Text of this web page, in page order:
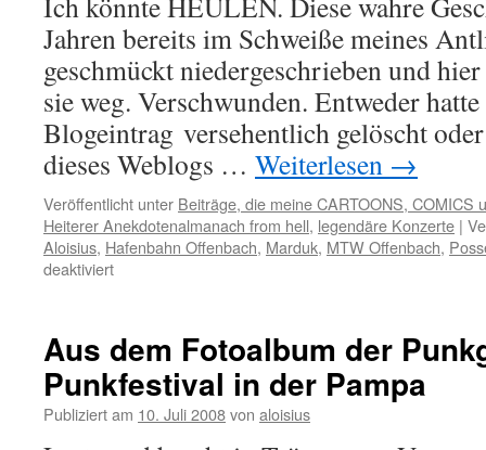
Jahren bereits im Schweiße meines
geschmückt niedergeschrieben und
sie weg. Verschwunden. Entweder
Blogeintrag versehentlich gelöscht
dieses Weblogs … Weiterlesen →
Veröffentlicht unter Beiträge, die meine CARTOONS, COMICS
Heiterer Anekdotenalmanach from hell, legendäre Konzerte |
Aloisius, Hafenbahn Offenbach, Marduk, MTW Offenbach,
deaktiviertfür
BLACK
METAL
Aus dem Fotoalbum der
Punkfestival in der Pampa
Publiziert am 10. Juli 2008von aloisius